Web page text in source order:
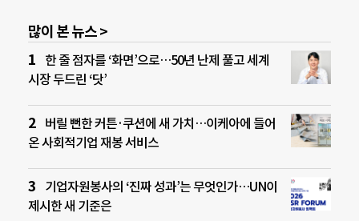
많이 본 뉴스 >
한 줄 점자를 ‘화면’으로…50년 난제 풀고 세계
시장 두드린 ‘닷’
버릴 뻔한 커튼·쿠션에 새 가치…이케아에 들어
온 사회적기업 재봉 서비스
기업자원봉사의 ‘진짜 성과’는 무엇인가…UN이
제시한 새 기준은